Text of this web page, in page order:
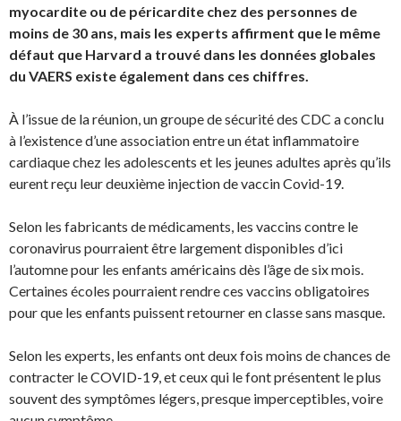
myocardite ou de péricardite chez des personnes de
moins de 30 ans, mais les experts affirment que le même
défaut que Harvard a trouvé dans les données globales
du VAERS existe également dans ces chiffres.
À l’issue de la réunion, un groupe de sécurité des CDC a conclu
à l’existence d’une association entre un état inflammatoire
cardiaque chez les adolescents et les jeunes adultes après qu’ils
eurent reçu leur deuxième injection de vaccin Covid-19.
Selon les fabricants de médicaments, les vaccins contre le
coronavirus pourraient être largement disponibles d’ici
l’automne pour les enfants américains dès l’âge de six mois.
Certaines écoles pourraient rendre ces vaccins obligatoires
pour que les enfants puissent retourner en classe sans masque.
Selon les experts, les enfants ont deux fois moins de chances de
contracter le COVID-19, et ceux qui le font présentent le plus
souvent des symptômes légers, presque imperceptibles, voire